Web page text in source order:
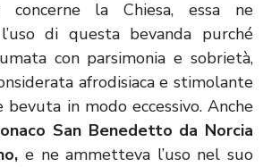
concerne la Chiesa, essa ne
di questa bevanda purché
con parsimonia e sobrietà,
afrodisiaca e stimolante
bevuta in modo eccessivo. Anche
San Benedetto da Norcia
e ne ammetteva l’uso nel suo